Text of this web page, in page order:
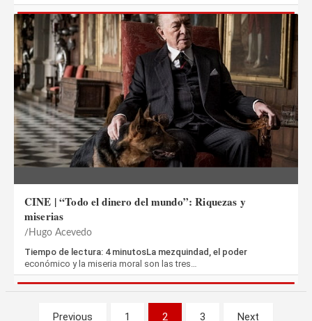
CINE | “Todo el dinero del mundo”: Riquezas y
miserias
Hugo Acevedo
Tiempo de lectura: 4 minutosLa mezquindad, el poder
económico y la miseria moral son las tres…
Paginación
Previous 1 2 3 Next